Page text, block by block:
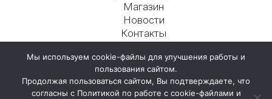
Магазин
Новости
Контакты
125009, г. Москва, Никитский пер., д. 4а, стр. 1
Мы используем cookie-файлы для улучшения работы и
пользования сайтом.
Продолжая пользоваться сайтом, Вы подтверждаете, что
согласны с Политикой по работе с cookie-файлами и